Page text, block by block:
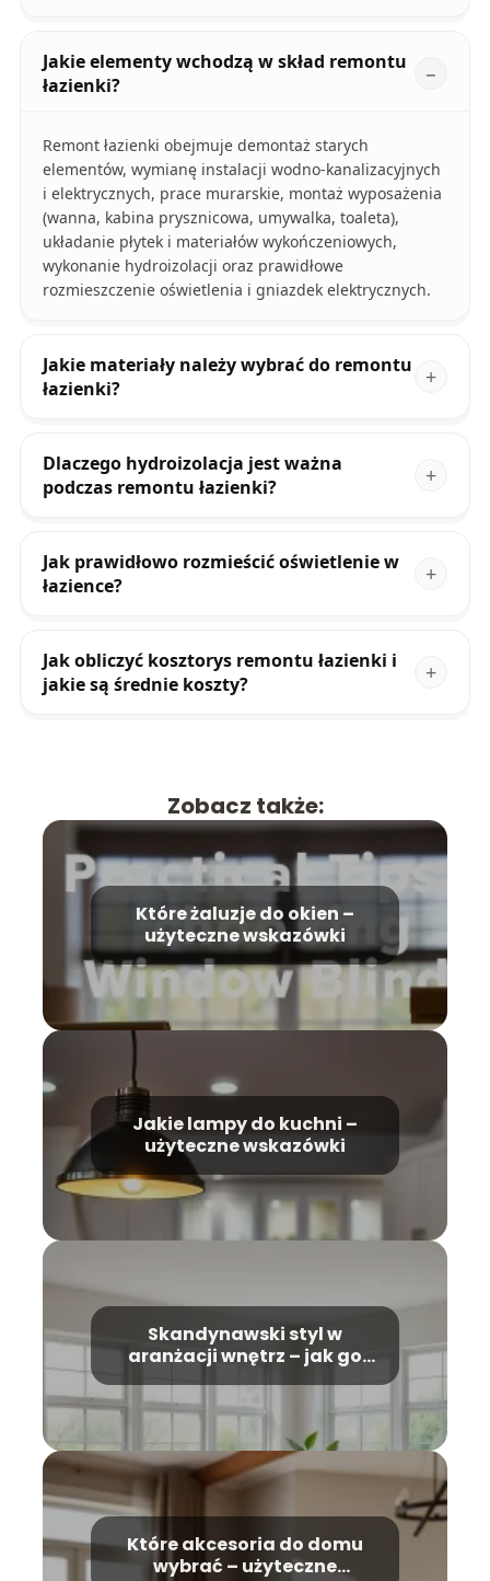
Jakie elementy wchodzą w skład remontu
łazienki?
Remont łazienki obejmuje demontaż starych
elementów, wymianę instalacji wodno-kanalizacyjnych
i elektrycznych, prace murarskie, montaż wyposażenia
(wanna, kabina prysznicowa, umywalka, toaleta),
układanie płytek i materiałów wykończeniowych,
wykonanie hydroizolacji oraz prawidłowe
rozmieszczenie oświetlenia i gniazdek elektrycznych.
Jakie materiały należy wybrać do remontu
łazienki?
Dlaczego hydroizolacja jest ważna
podczas remontu łazienki?
Jak prawidłowo rozmieścić oświetlenie w
łazience?
Jak obliczyć kosztorys remontu łazienki i
jakie są średnie koszty?
Zobacz także:
Które żaluzje do okien –
użyteczne wskazówki
Jakie lampy do kuchni –
użyteczne wskazówki
Skandynawski styl w
aranżacji wnętrz – jak go
Które akcesoria do domu
wybrać – użyteczne